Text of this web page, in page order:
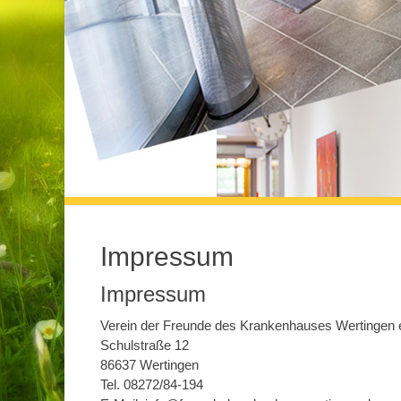
Impressum
Impressum
Verein der Freunde des Krankenhauses Wertingen
Schulstraße 12
86637 Wertingen
Tel. 08272/84-194